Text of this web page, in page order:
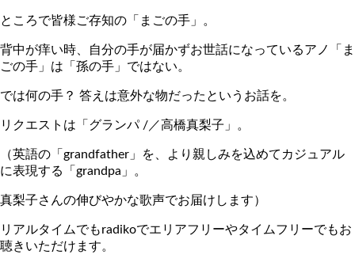
ところで皆様ご存知の「まごの手」。
背中が痒い時、自分の手が届かずお世話になっているアノ「ま
ごの手」は「孫の手」ではない。
では何の手？ 答えは意外な物だったというお話を。
リクエストは「グランパ /／高橋真梨子」。
（英語の「grandfather」を、より親しみを込めてカジュアル
に表現する「grandpa」。
真梨子さんの伸びやかな歌声でお届けします）
リアルタイムでもradikoでエリアフリーやタイムフリーでもお
聴きいただけます。